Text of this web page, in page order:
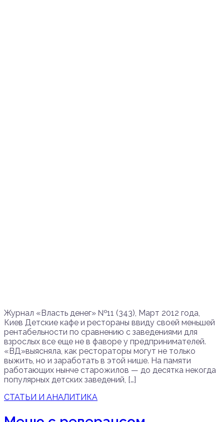
Журнал «Власть денег» №11 (343), Март 2012 года,
Киев Детские кафе и рестораны ввиду своей меньшей
рентабельности по сравнению с заведениями для
взрослых все еще не в фаворе у предпринимателей.
«ВД»выясняла, как рестораторы могут не только
выжить, но и заработать в этой нише. На памяти
работающих нынче старожилов — до десятка некогда
популярных детских заведений, […]
СТАТЬИ И АНАЛИТИКА